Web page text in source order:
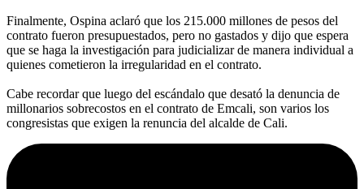
Finalmente, Ospina aclaró que los 215.000 millones de pesos del
contrato fueron presupuestados, pero no gastados y dijo que espera
que se haga la investigación para judicializar de manera individual a
quienes cometieron la irregularidad en el contrato.
Cabe recordar que luego del escándalo que desató la denuncia de
millonarios sobrecostos en el contrato de Emcali, son varios los
congresistas que exigen la renuncia del alcalde de Cali.